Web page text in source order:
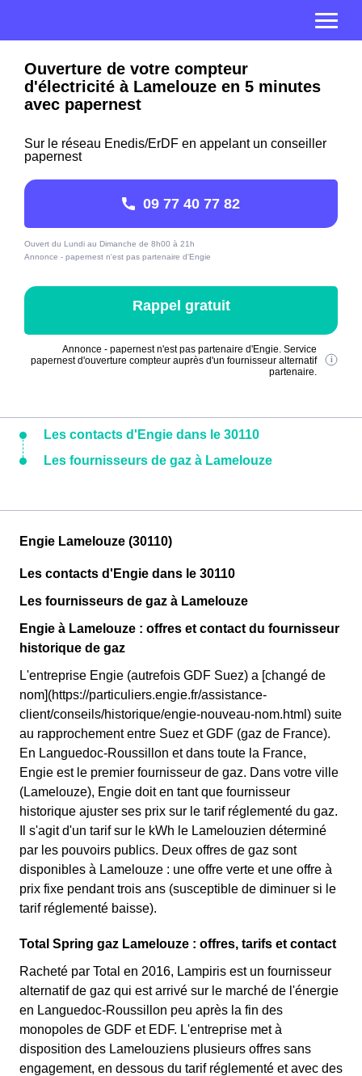
Ouverture de votre compteur
d'électricité à Lamelouze en 5 minutes
avec papernest
Sur le réseau Enedis/ErDF en appelant un conseiller
papernest
09 77 40 77 82
Ouvert du Lundi au Dimanche de 8h00 à 21h
Annonce - papernest n'est pas partenaire d'Engie
Rappel gratuit
Annonce - papernest n'est pas partenaire d'Engie. Service
papernest d'ouverture compteur auprès d'un fournisseur alternatif
partenaire.
Les contacts d'Engie dans le 30110
Les fournisseurs de gaz à Lamelouze
Engie Lamelouze (30110)
Les contacts d'Engie dans le 30110
Les fournisseurs de gaz à Lamelouze
Engie à Lamelouze : offres et contact du fournisseur
historique de gaz
L'entreprise Engie (autrefois GDF Suez) a [changé de
nom](https://particuliers.engie.fr/assistance-
client/conseils/historique/engie-nouveau-nom.html) suite
au rapprochement entre Suez et GDF (gaz de France).
En Languedoc-Roussillon et dans toute la France,
Engie est le premier fournisseur de gaz. Dans votre ville
(Lamelouze), Engie doit en tant que fournisseur
historique ajuster ses prix sur le tarif réglementé du gaz.
Il s'agit d'un tarif sur le kWh le Lamelouzien déterminé
par les pouvoirs publics. Deux offres de gaz sont
disponibles à Lamelouze : une offre verte et une offre à
prix fixe pendant trois ans (susceptible de diminuer si le
tarif réglementé baisse).
Total Spring gaz Lamelouze : offres, tarifs et contact
Racheté par Total en 2016, Lampiris est un fournisseur
alternatif de gaz qui est arrivé sur le marché de l'énergie
en Languedoc-Roussillon peu après la fin des
monopoles de GDF et EDF. L'entreprise met à
disposition des Lamelouziens plusieurs offres sans
engagement, en dessous du tarif réglementé et avec des